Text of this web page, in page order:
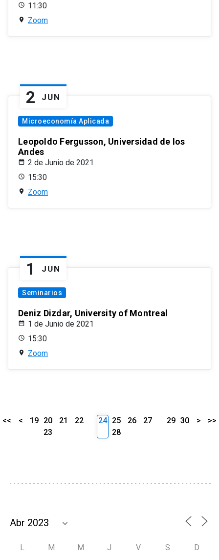
11:30
Zoom
2 JUN
Microeconomía Aplicada
Leopoldo Fergusson, Universidad de los
Andes
2 de Junio de 2021
15:30
Zoom
1 JUN
Seminarios
Deniz Dizdar, University of Montreal
1 de Junio de 2021
15:30
Zoom
<< < 19 20 21
22
23
24 25 26
27
28
29 30 > >>
L M M J V S D